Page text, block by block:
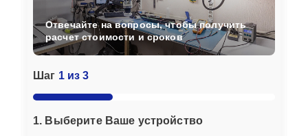
Шаг 1 из 3
1. Выберите Ваше устройство
Отвечайте на вопросы, чтобы получить
расчет стоимости и сроков